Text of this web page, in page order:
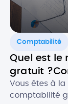
Comptabilité
Quel est le
gratuit
Vous êtes à la
comptabilité